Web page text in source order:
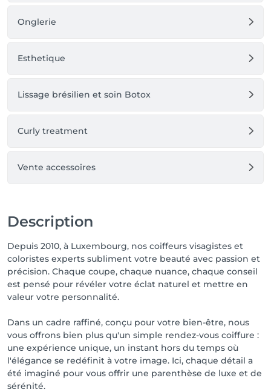
avec le sourire.
Onglerie
Esthetique
Lissage brésilien et soin Botox
Curly treatment
Vente accessoires
Description
Depuis 2010, à Luxembourg, nos coiffeurs visagistes et
coloristes experts subliment votre beauté avec passion et
précision. Chaque coupe, chaque nuance, chaque conseil
est pensé pour révéler votre éclat naturel et mettre en
valeur votre personnalité.
Dans un cadre raffiné, conçu pour votre bien-être, nous
vous offrons bien plus qu'un simple rendez-vous coiffure :
une expérience unique, un instant hors du temps où
l'élégance se redéfinit à votre image. Ici, chaque détail a
été imaginé pour vous offrir une parenthèse de luxe et de
sérénité.